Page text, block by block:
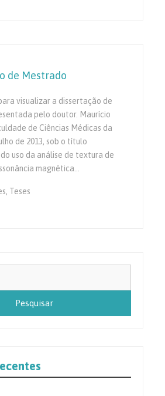
de Mestrado
visualizar a dissertação de
pelo doutor. Maurício
de Ciências Médicas da
de 2013, sob o título
uso da análise de textura de
magnética…
, Teses